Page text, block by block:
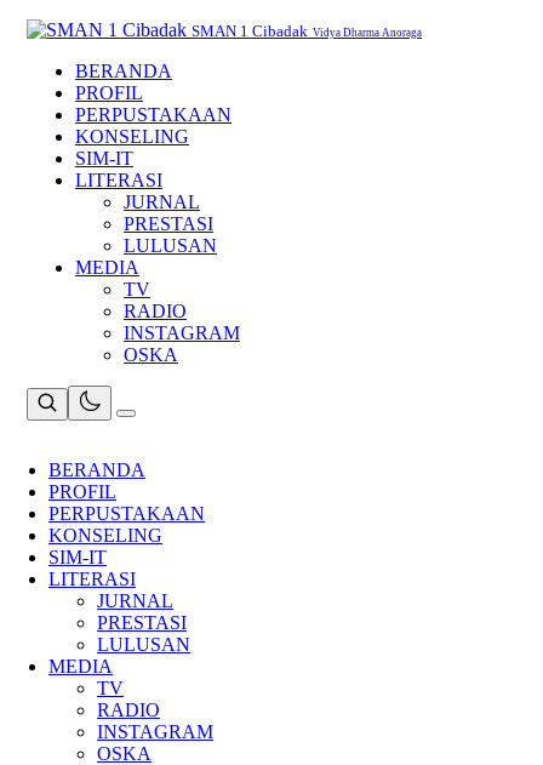
SMAN 1 Cibadak Vidya Dharma Anoraga
BERANDA
PROFIL
PERPUSTAKAAN
KONSELING
SIM-IT
LITERASI
JURNAL
PRESTASI
LULUSAN
MEDIA
TV
RADIO
INSTAGRAM
OSKA
BERANDA
PROFIL
PERPUSTAKAAN
KONSELING
SIM-IT
LITERASI
JURNAL
PRESTASI
LULUSAN
MEDIA
TV
RADIO
INSTAGRAM
OSKA